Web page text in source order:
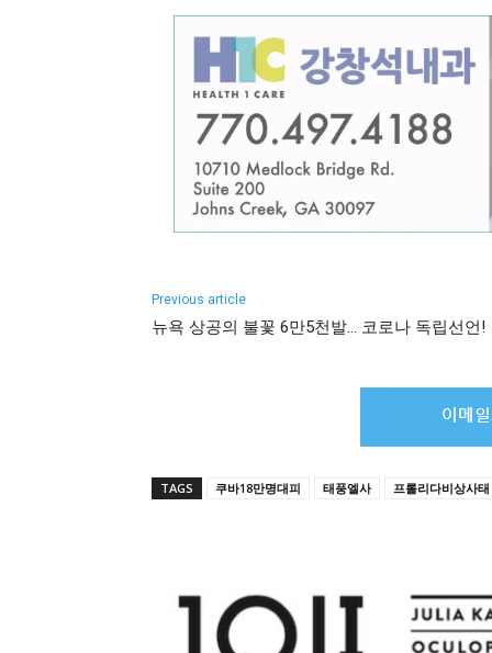
Previous article
뉴욕 상공의 불꽃 6만5천발… 코로나 독립선언!
TAGS 쿠바18만명대피 태풍엘사 프롤리다비상사태